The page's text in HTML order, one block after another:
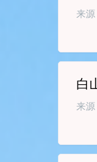
来
白
来